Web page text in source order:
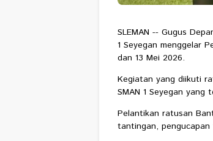
SLEMAN -- Gugus
1 Seyegan menggelar
dan 13 Mei 2026.
Kegiatan yang diikuti
SMAN 1 Seyegan
Pelantikan ratusan
tantingan,